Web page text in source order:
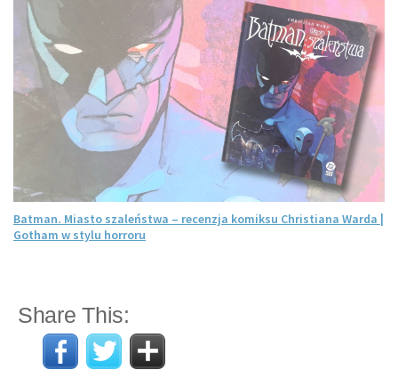
Batman. Miasto szaleństwa – recenzja komiksu Christiana Warda |
Gotham w stylu horroru
Share This: